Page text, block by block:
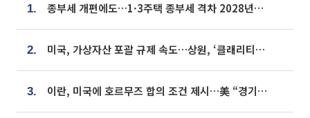
1. 종부세 개편에도…1·3주택 종부세 격차 2028년부터 확대
2. 미국, 가상자산 포괄 규제 속도…상원, ‘클래리티법’ 9월 절차투표 추진
3. 이란, 미국에 호르무즈 합의 조건 제시…美 “경기 아직 안 끝나” [종합]